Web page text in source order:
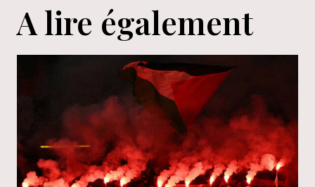
A lire également